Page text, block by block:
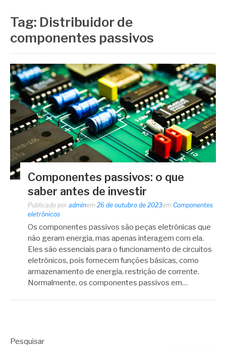
Tag: Distribuidor de
componentes passivos
Componentes passivos: o que
saber antes de investir
Publicado por adminem 26 de outubro de 2023em Componentes
eletrônicos
Os componentes passivos são peças eletrônicas que
não geram energia, mas apenas interagem com ela.
Eles são essenciais para o funcionamento de circuitos
eletrônicos, pois fornecem funções básicas, como
armazenamento de energia, restrição de corrente.
Normalmente, os componentes passivos em…
Pesquisar